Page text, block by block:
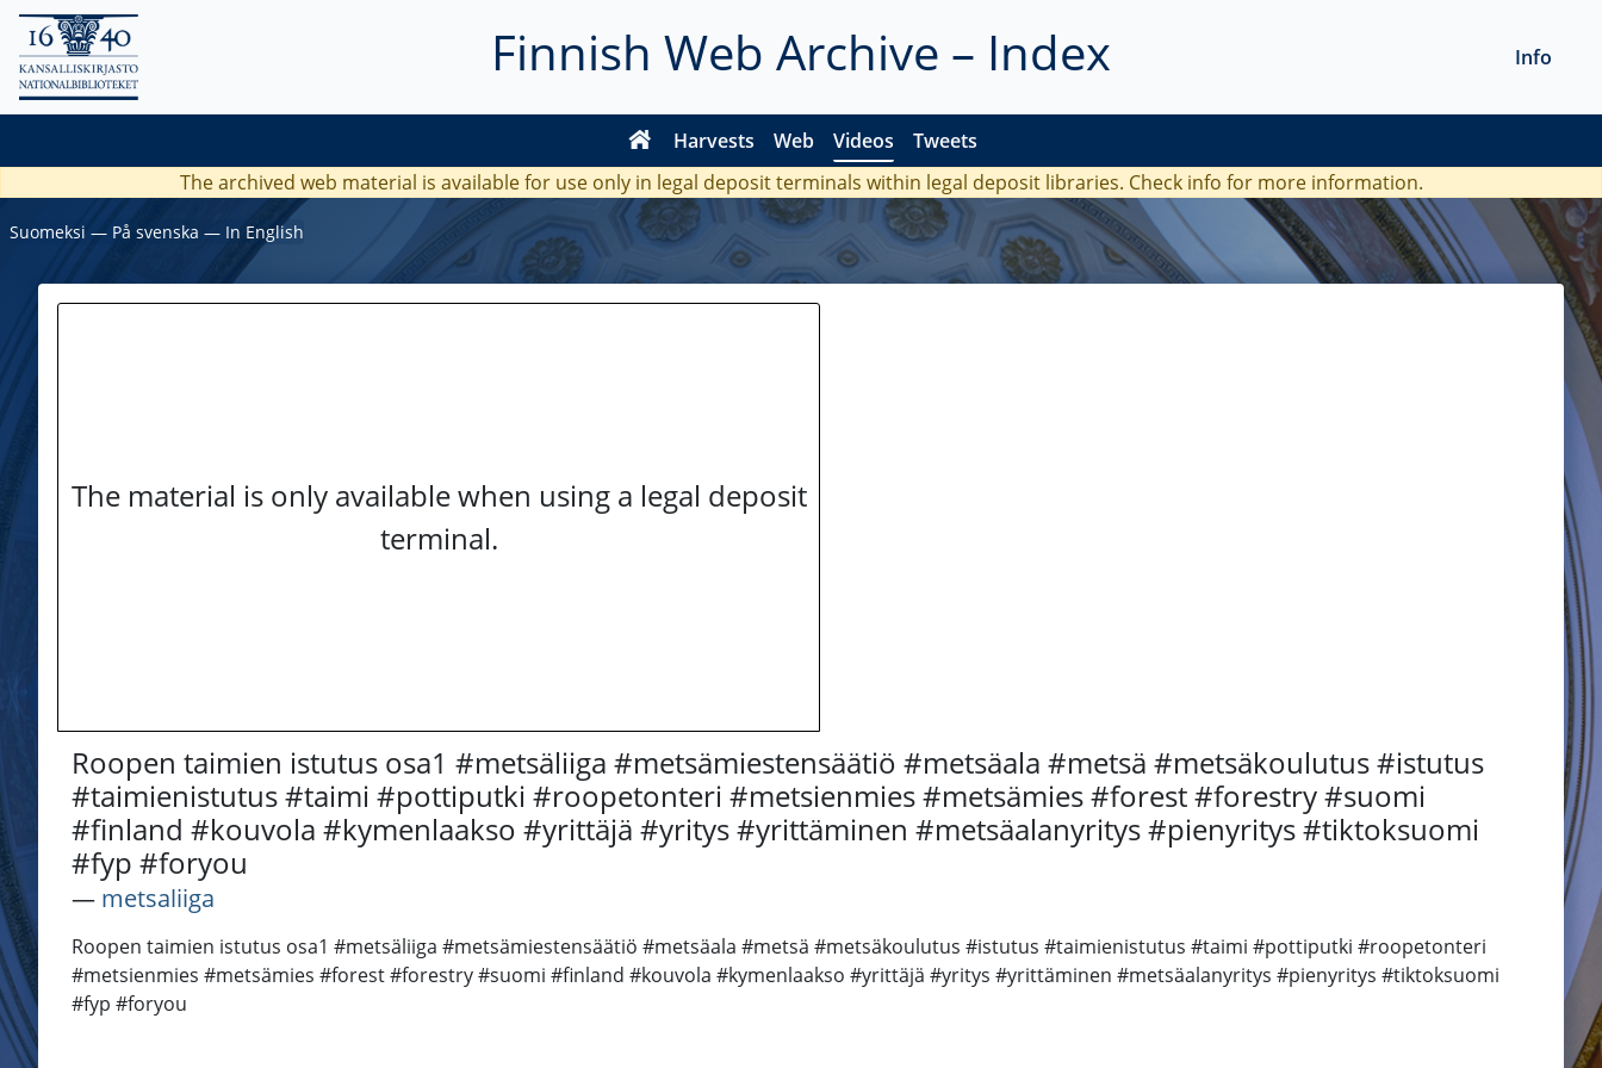
Finnish Web Archive – Index
Harvests Web Videos Tweets
Info
The archived web material is available for use only in legal deposit terminals within legal deposit libraries. Check info for more information.
Suomeksi ― På svenska ― In English
The material is only available when using a legal deposit
terminal.
Roopen taimien istutus osa1 #metsäliiga #metsämiestensäätiö #metsäala #metsä #metsäkoulutus #istutus
#taimienistutus #taimi #pottiputki #roopetonteri #metsienmies #metsämies #forest #forestry #suomi
#finland #kouvola #kymenlaakso #yrittäjä #yritys #yrittäminen #metsäalanyritys #pienyritys #tiktoksuomi
#fyp #foryou
― metsaliiga
Roopen taimien istutus osa1 #metsäliiga #metsämiestensäätiö #metsäala #metsä #metsäkoulutus #istutus #taimienistutus #taimi #pottiputki #roopetonteri
#metsienmies #metsämies #forest #forestry #suomi #finland #kouvola #kymenlaakso #yrittäjä #yritys #yrittäminen #metsäalanyritys #pienyritys #tiktoksuomi
#fyp #foryou